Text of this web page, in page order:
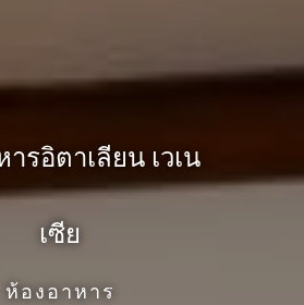
รอิตาเลียน เวเน
เซีย
ห้องอาหาร